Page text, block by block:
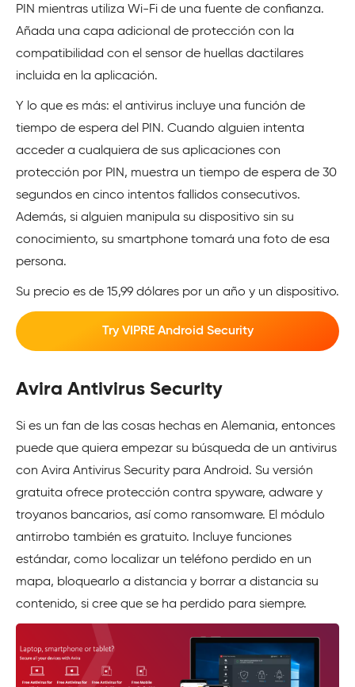
PIN mientras utiliza Wi-Fi de una fuente de confianza.
Añada una capa adicional de protección con la
compatibilidad con el sensor de huellas dactilares
incluida en la aplicación.
Y lo que es más: el antivirus incluye una función de
tiempo de espera del PIN. Cuando alguien intenta
acceder a cualquiera de sus aplicaciones con
protección por PIN, muestra un tiempo de espera de 30
segundos en cinco intentos fallidos consecutivos.
Además, si alguien manipula su dispositivo sin su
conocimiento, su smartphone tomará una foto de esa
persona.
Su precio es de 15,99 dólares por un año y un dispositivo.
Try VIPRE Android Security
Avira Antivirus Security
Si es un fan de las cosas hechas en Alemania, entonces
puede que quiera empezar su búsqueda de un antivirus
con Avira Antivirus Security para Android. Su versión
gratuita ofrece protección contra spyware, adware y
troyanos bancarios, así como ransomware. El módulo
antirrobo también es gratuito. Incluye funciones
estándar, como localizar un teléfono perdido en un
mapa, bloquearlo a distancia y borrar a distancia su
contenido, si cree que se ha perdido para siempre.